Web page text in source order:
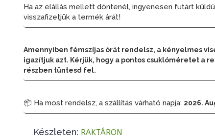
Ha az elállás mellett döntenél, ingyenesen futárt
visszafizetjük a termék árát!
Amennyiben fémszíjas órát rendelsz, a kényelmes
igazítjuk azt. Kérjük, hogy a pontos csuklóméretet a
részben tüntesd fel.
📦 Ha most rendelsz, a szállítás várható napja: 2026.
Készleten: RAKTÁRON